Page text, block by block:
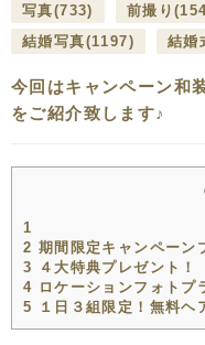
写真(733) 前撮り
結婚写真(1197) 結婚
今回はキャンペーン和
をご紹介致します♪
1
2 期間限定キャンペーン
3 ４大特典プレゼント！
4 ロケーションフォトプ
5 １日３組限定！無料ヘ